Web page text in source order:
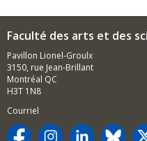
Faculté des arts et des
Pavillon Lionel-Groulx
3150, rue Jean-Brillant
Montréal QC
H3T 1N8
Courriel